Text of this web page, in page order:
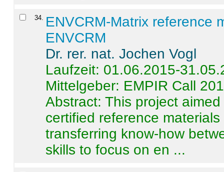
34. ENVCRM-Matrix reference
ENVCRM
Dr. rer. nat. Jochen Vogl
Laufzeit: 01.06.2015-
Mittelgeber: EMPIR Call
Abstract:This project
certified reference
transferring know-how
skills to focus on en ...